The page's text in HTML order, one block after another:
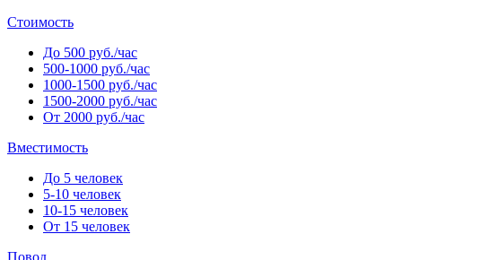
Стоимость
До 500 руб./час
500-1000 руб./час
1000-1500 руб./час
1500-2000 руб./час
От 2000 руб./час
Вместимость
До 5 человек
5-10 человек
10-15 человек
От 15 человек
Повод